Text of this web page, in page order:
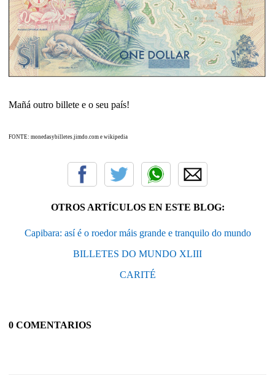
Mañá outro billete e o seu país!
FONTE: monedasybilletes.jimdo.com e wikipedia
OTROS ARTÍCULOS EN ESTE BLOG:
Capibara: así é o roedor máis grande e tranquilo do mundo
BILLETES DO MUNDO XLIII
CARITÉ
0 COMENTARIOS